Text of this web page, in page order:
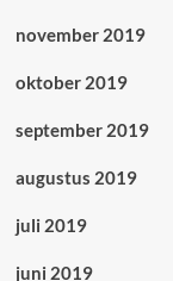
november 2019
oktober 2019
september 2019
augustus 2019
juli 2019
juni 2019